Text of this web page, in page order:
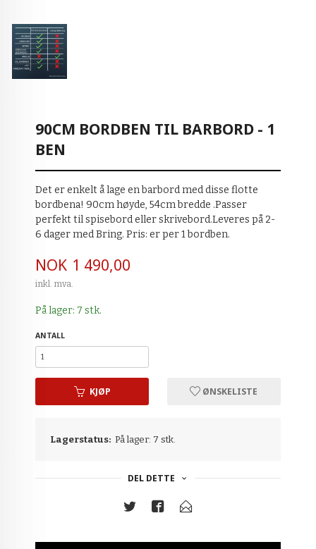
90CM BORDBEN TIL BARBORD - 1
BEN
Det er enkelt å lage en barbord med disse flotte
bordbena! 90cm høyde, 54cm bredde .Passer
perfekt til spisebord eller skrivebord.Leveres på 2-
6 dager med Bring. Pris: er per 1 bordben.
Pris
NOK 1 490,00
inkl. mva.
På lager: 7 stk.
ANTALL
KJØP ØNSKELISTE
Lagerstatus: På lager: 7 stk.
DEL DETTE